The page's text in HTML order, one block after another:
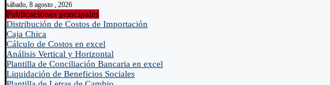
sábado, 8 agosto , 2026
Publicaciones principales
Distribución de Costos de Importación
Caja Chica
Cálculo de Costos en excel
Análisis Vertical y Horizontal
Plantilla de Conciliación Bancaria en excel
Liquidación de Beneficios Sociales